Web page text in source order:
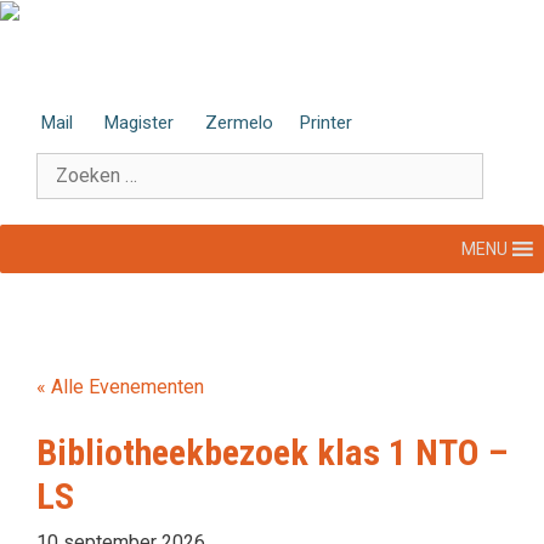
Ga
Mail Magister Zermelo Printer
Zoek
naar:
MENU
« Alle Evenementen
Bibliotheekbezoek klas 1 NTO –
LS